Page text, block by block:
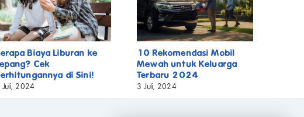
Biaya Liburan ke
Cek
di Sini!
2024
10 Rekomendasi Mobil
Mewah untuk Keluarga
Terbaru 2024
3 Juli, 2024